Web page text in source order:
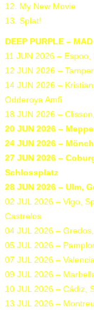
12. My New Movie
13. Splat!
DEEP PURPLE –
11 JUN 2026 –
12 JUN 2026 –
14 JUN 2026 –
Odderoya Amfi
18 JUN 2026 –
20 JUN 2026 –
24 JUN 2026 –
27 JUN 2026 –
Schlossplatz
28 JUN 2026 – Ulm,
02 JUL 2026 – Vigo,
Castrelos
04 JUL 2026 –
05 JUL 2026 –
07 JUL 2026 –
09 JUL 2026 –
10 JUL 2026 – Cádiz,
13 JUL 2026 –